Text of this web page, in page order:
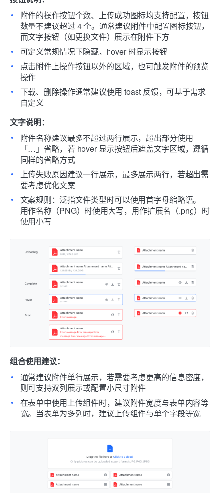
附件的操作按钮个数、上传成功图标均支持配置，按钮
数量不建议超过 4 个。通常建议附件中配置图标按钮，
而文字按钮（如更换文件）展示在附件下方
可定义常规情况下隐藏，hover 时显示按钮
点击附件上操作按钮以外的区域，也可触发附件的预览
操作
下载、删除操作通常建议使用 toast 反馈，可基于需求
自定义
文字说明：
附件名称建议最多不超过两行展示，超出部分使用
「…」省略，若 hover 显示按钮后遮盖文字区域，遵循
同样的省略方式
上传失败原因建议一行展示，最多展示两行，若超出需
要考虑优化文案
文案规则：泛指文件类型时可以使用首字母缩略语。
用作名称（PNG）时使用大写，用作扩展名（.png）时
使用小写
组合使用建议：
通常建议附件单行展示，若需要考虑更高的信息密度，
则可支持双列展示或配置小尺寸附件
在表单中使用上传组件时，建议附件宽度与表单内容等
宽。当表单为多列时，建议上传组件与单个字段等宽